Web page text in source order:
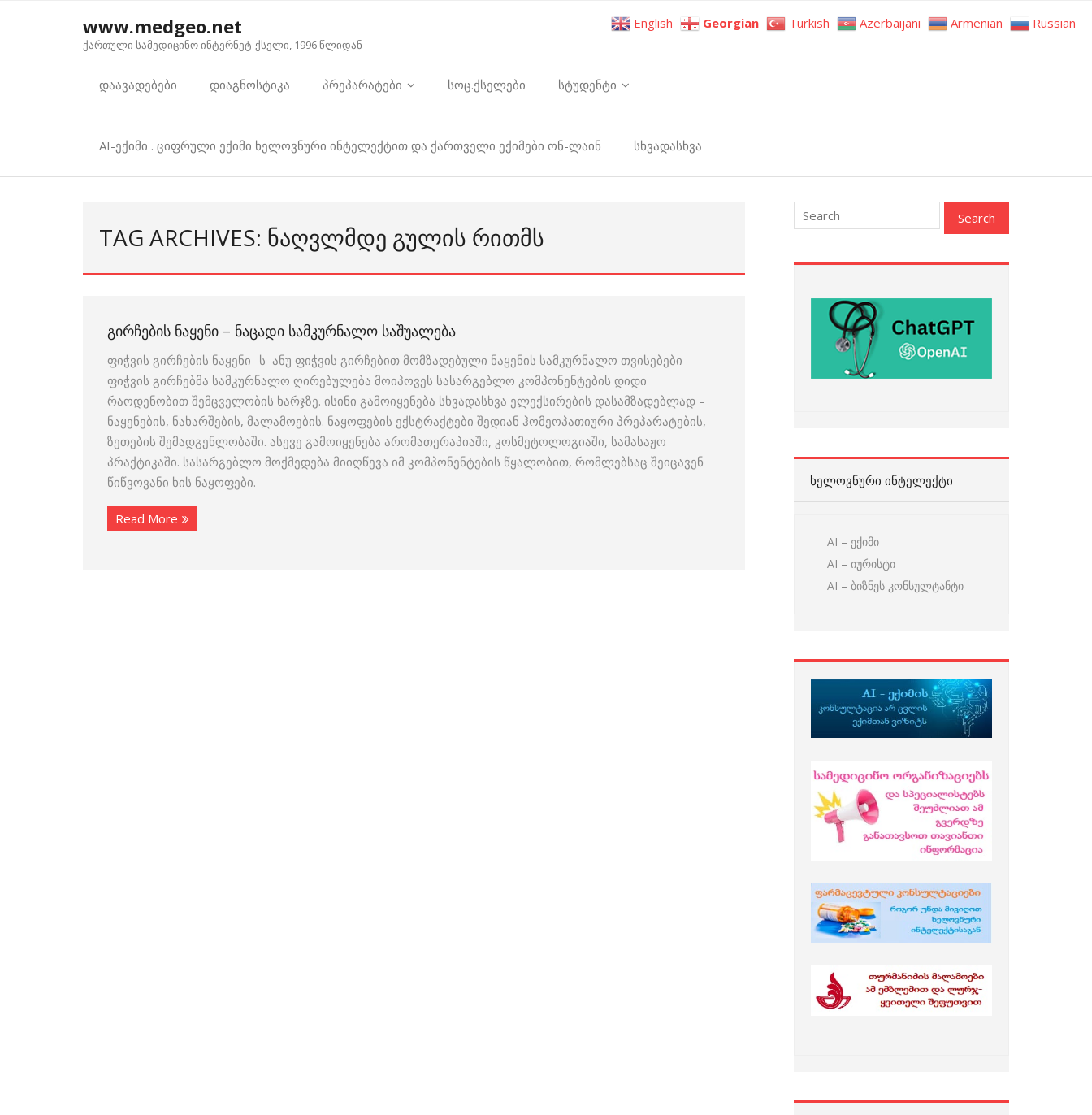
www.medgeo.net
ქართული სამედიცინო ინტერნეტ-ქსელი, 1996 წლიდან
დაავადებები დიაგნოსტიკა პრეპარატები სოც.ქსელები სტუდენტი
AI-ექიმი . ციფრული ექიმი ხელოვნური ინტელექტით და ქართველი ექიმები ონ-ლაინ სხვადასხვა
TAG ARCHIVES: ᲜᲐᲦᲕᲚᲛᲓᲔ ᲒᲣᲚᲘᲡ ᲠᲘᲗᲛᲡ
ᲒᲘᲠᲩᲔᲑᲘᲡ ᲜᲐᲧᲔᲜᲘ – ᲜᲐᲪᲐᲓᲘ ᲡᲐᲛᲙᲣᲠᲜᲐᲚᲝ ᲡᲐᲨᲣᲐᲚᲔᲑᲐ
ფიჭვის გირჩების ნაყენი -ს ანუ ფიჭვის გირჩებით მომზადებული ნაყენის სამკურნალო თვისებები
ფიჭვის გირჩებმა სამკურნალო ღირებულება მოიპოვეს სასარგებლო კომპონენტების დიდი
რაოდენობით შემცველობის ხარჯზე. ისინი გამოიყენება სხვადასხვა ელექსირების დასამზადებლად –
ნაყენების, ნახარშების, მალამოების. ნაყოფების ექსტრაქტები შედიან ჰომეოპათიური პრეპარატების,
ზეთების შემადგენლობაში. ასევე გამოიყენება არომათერაპიაში, კოსმეტოლოგიაში, სამასაჟო
პრაქტიკაში. სასარგებლო მოქმედება მიიღწევა იმ კომპონენტების წყალობით, რომლებსაც შეიცავენ
წიწვოვანი ხის ნაყოფები.
Read More
ᲮᲔᲚᲝᲕᲜᲣᲠᲘ ᲘᲜᲢᲔᲚᲔᲥᲢᲘ
AI – ექიმი
AI – იურისტი
AI – ბიზნეს კონსულტანტი
English Georgian Turkish Azerbaijani Armenian Russian